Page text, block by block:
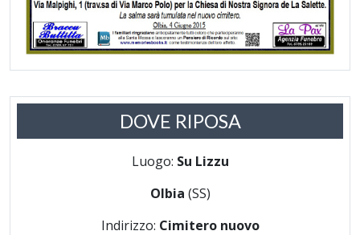
DOVE RIPOSA
Luogo: Su Lizzu
Olbia (SS)
Indirizzo: Cimitero nuovo